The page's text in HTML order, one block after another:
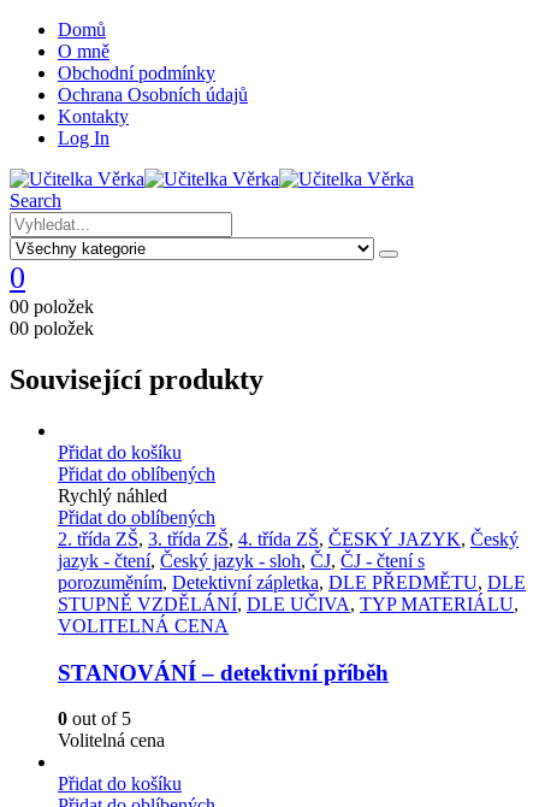
Domů
O mně
Obchodní podmínky
Ochrana Osobních údajů
Kontakty
Log In
Search
0
00 položek
00 položek
Související produkty
Přidat do košíku
Přidat do oblíbených
Rychlý náhled
Přidat do oblíbených
2. třída ZŠ, 3. třída ZŠ, 4. třída ZŠ, ČESKÝ JAZYK, Český
jazyk - čtení, Český jazyk - sloh, ČJ, ČJ - čtení s
porozuměním, Detektivní zápletka, DLE PŘEDMĚTU, DLE
STUPNĚ VZDĚLÁNÍ, DLE UČIVA, TYP MATERIÁLU,
VOLITELNÁ CENA
STANOVÁNÍ – detektivní příběh
0 out of 5
Volitelná cena
Přidat do košíku